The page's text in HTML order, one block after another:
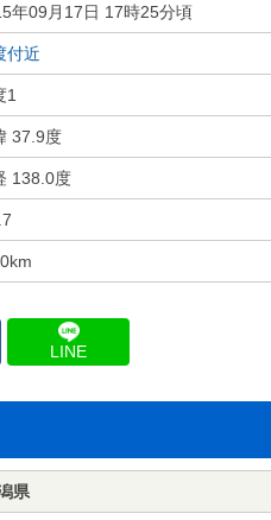
年09月17日 17時25分頃
付近
1
37.9度
138.0度
LINE
県